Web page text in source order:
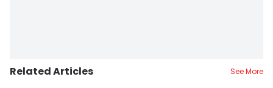
Related Articles See More